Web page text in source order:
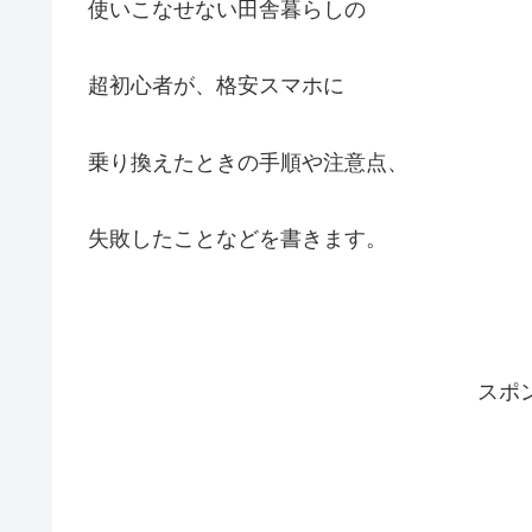
使いこなせない田舎暮らしの
超初心者が、格安スマホに
乗り換えたときの手順や注意点、
失敗したことなどを書きます。
スポ